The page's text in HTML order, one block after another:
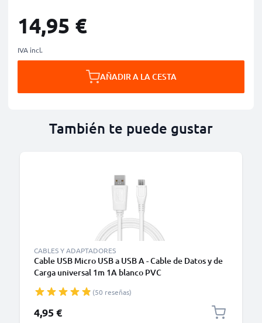
14,95 €
IVA incl.
AÑADIR A LA CESTA
También te puede gustar
CABLES Y ADAPTADORES
Cable USB Micro USB a USB A - Cable de Datos y de
Carga universal 1m 1A blanco PVC
(50 reseñas)
4,95 €